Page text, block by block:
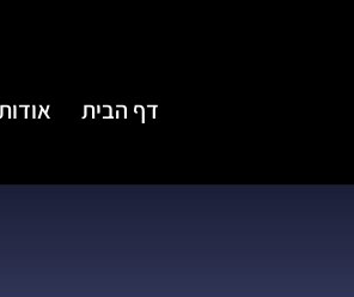
דף הבית